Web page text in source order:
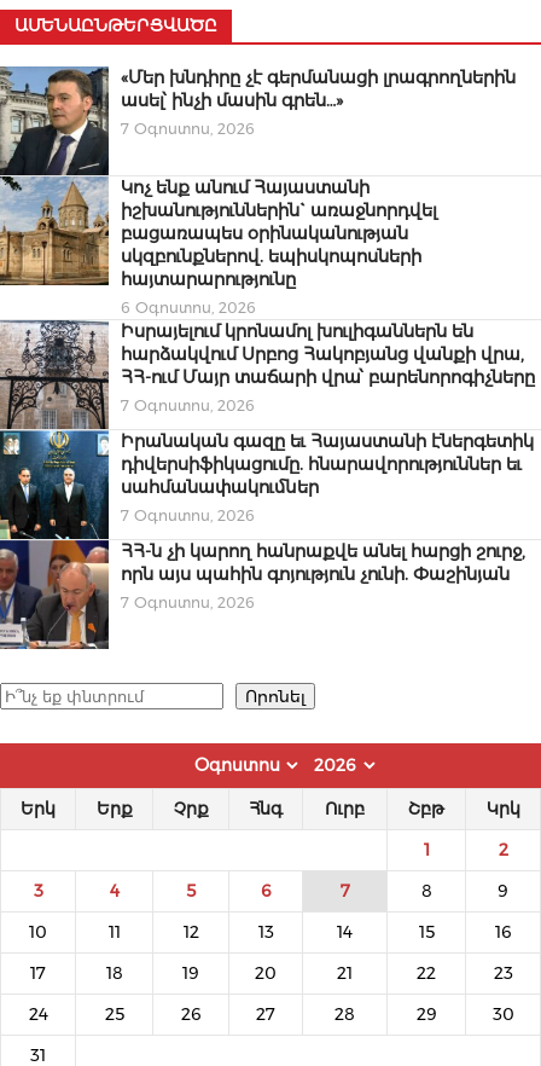
ԱՄԵՆԱԸՆԹԵՐՑՎԱԾԸ
«Մեր խնդիրը չէ գերմանացի լրագրողներին
ասել՝ ինչի մասին գրեն…»
7 Օգոստոս, 2026
Կոչ ենք անում Հայաստանի
իշխանություններին` առաջնորդվել
բացառապես օրինականության
սկզբունքներով. եպիսկոպոսների
հայտարարությունը
6 Օգոստոս, 2026
Իսրայելում կրոնամոլ խուլիգաններն են
հարձակվում Սրբոց Հակոբյանց վանքի վրա,
ՀՀ-ում Մայր տաճարի վրա՝ բարենորոգիչները
7 Օգոստոս, 2026
Իրանական գազը եւ Հայաստանի էներգետիկ
դիվերսիֆիկացումը. հնարավորություններ եւ
սահմանափակումներ
7 Օգոստոս, 2026
ՀՀ-ն չի կարող հանրաքվե անել հարցի շուրջ,
որն այս պահին գոյություն չունի. Փաշինյան
7 Օգոստոս, 2026
Որոնել Որոնել
Երկ Երք Չրք Հնգ Ուրբ Շբթ Կրկ
1 2
3 4 5 6 7 8 9
10 11 12 13 14 15 16
17 18 19 20 21 22 23
24 25 26 27 28 29 30
31